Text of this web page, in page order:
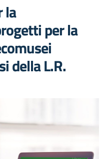
la
per la
della L.R.